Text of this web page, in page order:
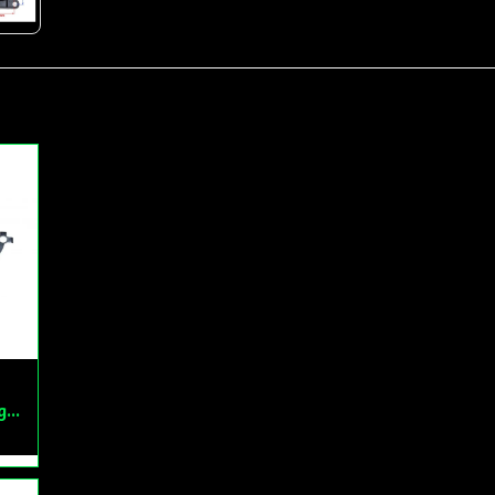
Monteringsbleck Bakdrev Fiddy/Cross